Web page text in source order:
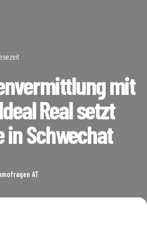
mit
Real setzt
in Schwechat
AT